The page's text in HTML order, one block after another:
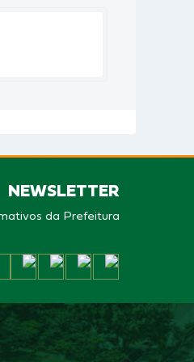
NEWSLETTER
da Prefeitura